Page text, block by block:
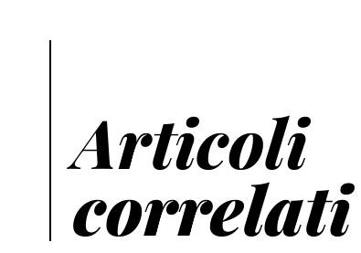
Articoli
correlati